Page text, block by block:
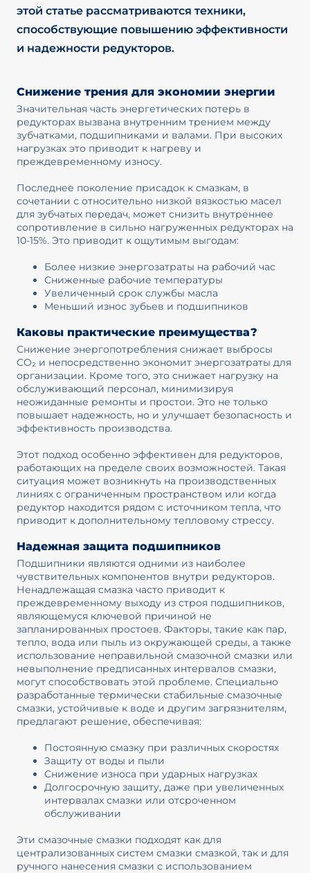
этой статье рассматриваются техники,
способствующие повышению эффективности
и надежности редукторов.
Снижение трения для экономии энергии
Значительная часть энергетических потерь в
редукторах вызвана внутренним трением между
зубчатками, подшипниками и валами. При высоких
нагрузках это приводит к нагреву и
преждевременному износу.
Последнее поколение присадок к смазкам, в
сочетании с относительно низкой вязкостью масел
для зубчатых передач, может снизить внутреннее
сопротивление в сильно нагруженных редукторах на
10-15%. Это приводит к ощутимым выгодам:
Более низкие энергозатраты на рабочий час
Сниженные рабочие температуры
Увеличенный срок службы масла
Меньший износ зубьев и подшипников
Каковы практические преимущества?
Снижение энергопотребления снижает выбросы
CO₂ и непосредственно экономит энергозатраты для
организации. Кроме того, это снижает нагрузку на
обслуживающий персонал, минимизируя
неожиданные ремонты и простои. Это не только
повышает надежность, но и улучшает безопасность и
эффективность производства.
Этот подход особенно эффективен для редукторов,
работающих на пределе своих возможностей. Такая
ситуация может возникнуть на производственных
линиях с ограниченным пространством или когда
редуктор находится рядом с источником тепла, что
приводит к дополнительному тепловому стрессу.
Надежная защита подшипников
Подшипники являются одними из наиболее
чувствительных компонентов внутри редукторов.
Ненадлежащая смазка часто приводит к
преждевременному выходу из строя подшипников,
являющемуся ключевой причиной не
запланированных простоев. Факторы, такие как пар,
тепло, вода или пыль из окружающей среды, а также
использование неправильной смазочной смазки или
невыполнение предписанных интервалов смазки,
могут способствовать этой проблеме. Специально
разработанные термически стабильные смазочные
смазки, устойчивые к воде и другим загрязнителям,
предлагают решение, обеспечивая:
Постоянную смазку при различных скоростях
Защиту от воды и пыли
Снижение износа при ударных нагрузках
Долгосрочную защиту, даже при увеличенных
интервалах смазки или отсроченном
обслуживании
Эти смазочные смазки подходят как для
централизованных систем смазки смазкой, так и для
ручного нанесения смазки с использованием